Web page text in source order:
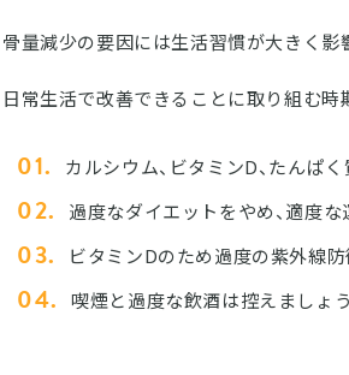
骨量減少の要因には生活習慣が大きく影
日常生活で改善できることに取り組む時
カルシウム、ビタミンD、たんぱ
過度なダイエットをやめ、適度
ビタミンDのため過度の紫外線
喫煙と過度な飲酒は控えましょう